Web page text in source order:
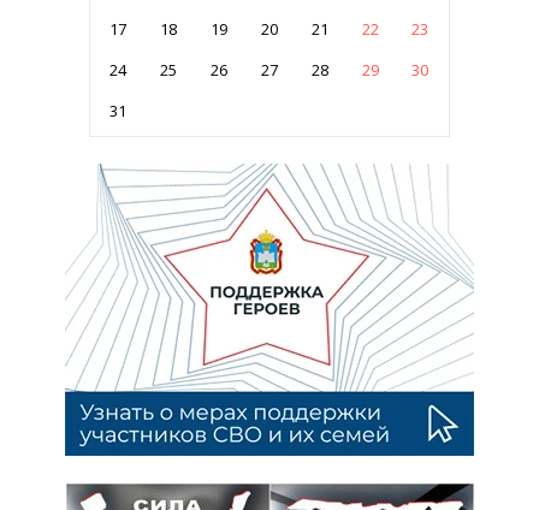
17
18 19 20 21 22
23
24
25 26 27 28 29
30
31